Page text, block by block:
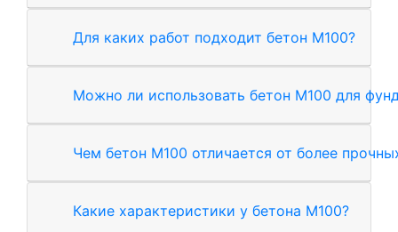
Для каких работ подходит бетон М100?
Можно ли использовать бетон М100 для
Чем бетон М100 отличается от более
Какие характеристики у бетона М100?